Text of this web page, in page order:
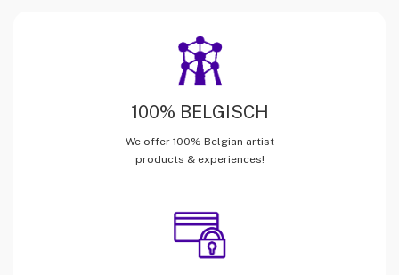
100% BELGISCH
We offer 100% Belgian artist
products & experiences!